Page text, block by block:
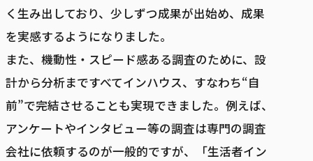
く生み出しており、少しずつ成果が出始め、成果
を実感するようになりました。
また、機動性・スピード感ある調査のために、設
計から分析まですべてインハウス、すなわち“自
前”で完結させることも実現できました。例えば、
アンケートやインタビュー等の調査は専門の調査
会社に依頼するのが一般的ですが、「生活者イン